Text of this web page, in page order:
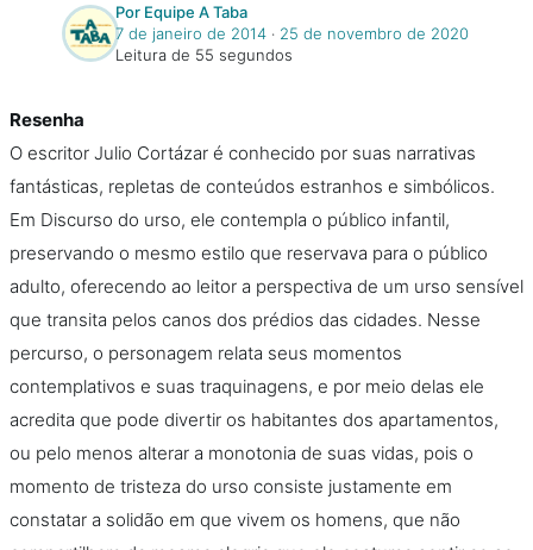
Por Equipe A Taba
7 de janeiro de 2014‧ 25 de novembro de 2020
Leitura de 55 segundos
Resenha
O escritor Julio Cortázar é conhecido por suas narrativas
fantásticas, repletas de conteúdos estranhos e simbólicos.
Em Discurso do urso, ele contempla o público infantil,
preservando o mesmo estilo que reservava para o público
adulto, oferecendo ao leitor a perspectiva de um urso sensível
que transita pelos canos dos prédios das cidades. Nesse
percurso, o personagem relata seus momentos
contemplativos e suas traquinagens, e por meio delas ele
acredita que pode divertir os habitantes dos apartamentos,
ou pelo menos alterar a monotonia de suas vidas, pois o
momento de tristeza do urso consiste justamente em
constatar a solidão em que vivem os homens, que não